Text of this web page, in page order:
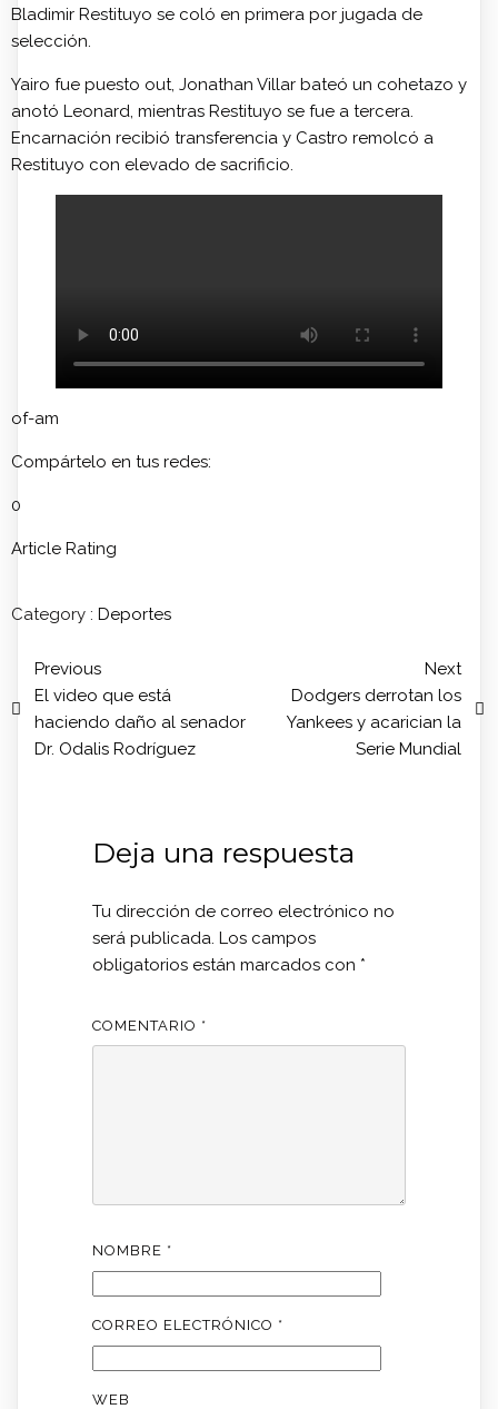
Bladimir Restituyo se coló en primera por jugada de
selección.
Yairo fue puesto out, Jonathan Villar bateó un cohetazo y
anotó Leonard, mientras Restituyo se fue a tercera.
Encarnación recibió transferencia y Castro remolcó a
Restituyo con elevado de sacrificio.
of-am
Compártelo en tus redes:
0
Article Rating
Category : Deportes
Previous
El video que está
haciendo daño al senador
Dr. Odalis Rodríguez
Next
Dodgers derrotan los
Yankees y acarician la
Serie Mundial
Deja una respuesta
Tu dirección de correo electrónico no
será publicada. Los campos
obligatorios están marcados con *
COMENTARIO *
NOMBRE *
CORREO ELECTRÓNICO *
WEB